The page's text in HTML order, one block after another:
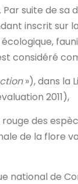
suite de sa
inscrit sur
considéré
»), dans la
2011),
rouge des
de la flore
national de